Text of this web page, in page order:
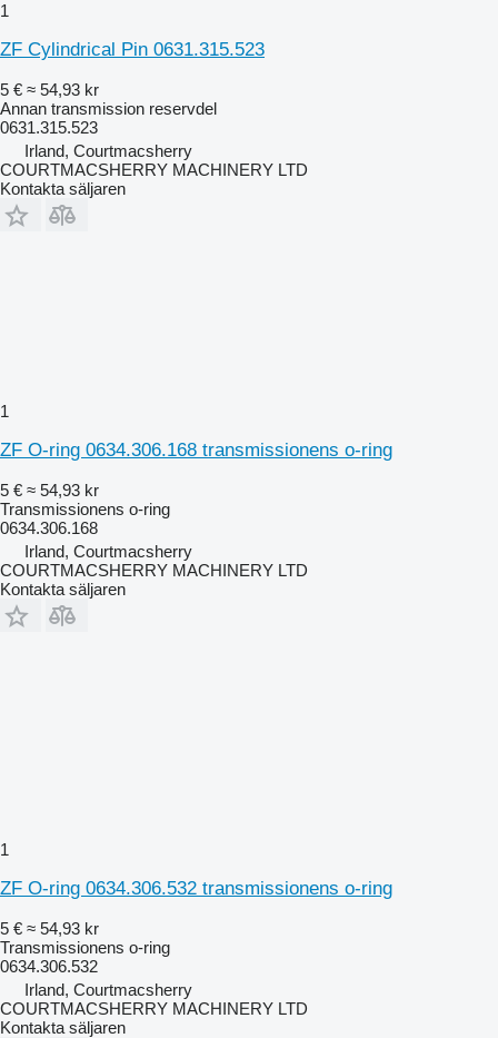
1
ZF Cylindrical Pin 0631.315.523
5 € ≈ 54,93 kr
Annan transmission reservdel
0631.315.523
Irland, Courtmacsherry
COURTMACSHERRY MACHINERY LTD
Kontakta säljaren
1
ZF O-ring 0634.306.168 transmissionens o-ring
5 € ≈ 54,93 kr
Transmissionens o-ring
0634.306.168
Irland, Courtmacsherry
COURTMACSHERRY MACHINERY LTD
Kontakta säljaren
1
ZF O-ring 0634.306.532 transmissionens o-ring
5 € ≈ 54,93 kr
Transmissionens o-ring
0634.306.532
Irland, Courtmacsherry
COURTMACSHERRY MACHINERY LTD
Kontakta säljaren